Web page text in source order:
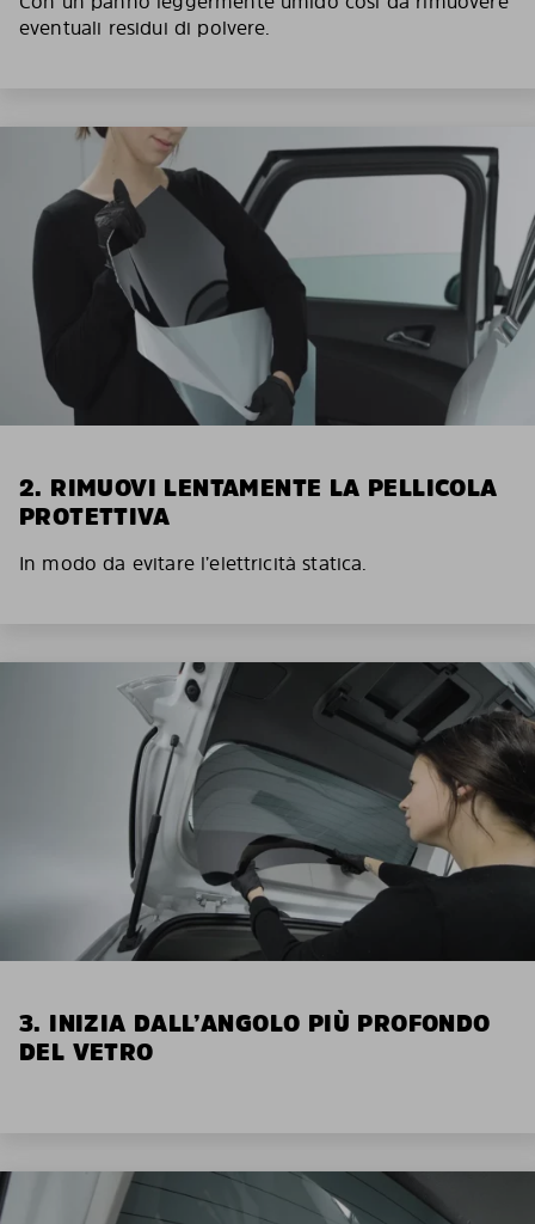
eventuali residui di polvere.
2. RIMUOVI LENTAMENTE LA PELLICOLA
PROTETTIVA
In modo da evitare l’elettricità statica.
3. INIZIA DALL’ANGOLO PIÙ PROFONDO
DEL VETRO